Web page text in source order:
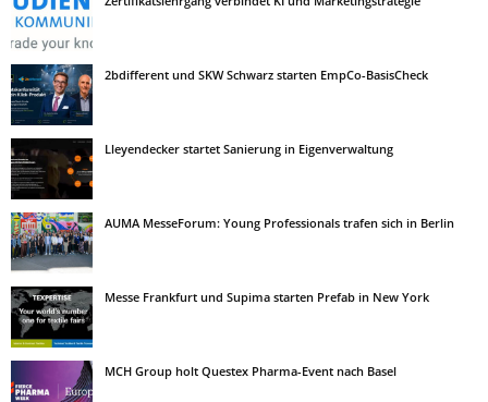
2bdifferent und SKW Schwarz starten EmpCo-BasisCheck
Lleyendecker startet Sanierung in Eigenverwaltung
AUMA MesseForum: Young Professionals trafen sich in Berlin
Messe Frankfurt und Supima starten Prefab in New York
MCH Group holt Questex Pharma-Event nach Basel